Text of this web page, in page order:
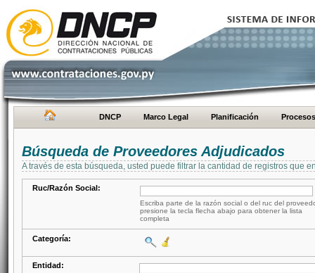
DNCP Marco Legal Planificación Procesos
Búsqueda de Proveedores Adjudicados
A través de esta búsqueda, usted puede filtrar la cantidad de registros que
Ruc/Razón Social:
Escriba parte de la razón social o del ruc del
presione la tecla flecha abajo para obtener la lista
completa
Categoría:
Entidad: